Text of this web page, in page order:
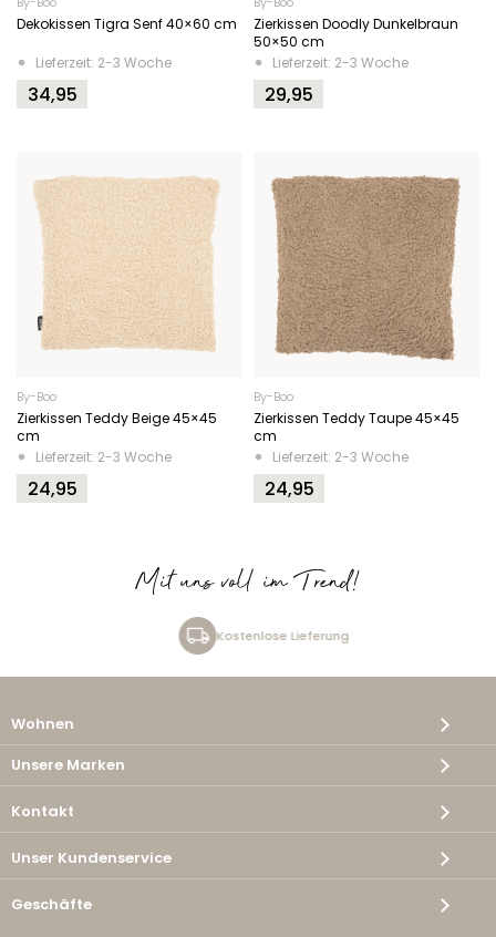
Dekokissen Tigra Senf 40×60 cm
Lieferzeit: 2-3 Woche
34,95
Zierkissen Doodly Dunkelbraun
50×50 cm
Lieferzeit: 2-3 Woche
29,95
By-Boo
Zierkissen Teddy Beige 45×45
cm
Lieferzeit: 2-3 Woche
24,95
By-Boo
Zierkissen Teddy Taupe 45×45
cm
Lieferzeit: 2-3 Woche
24,95
Mit uns voll im Trend!
Kostenlose Lieferung
Wohnen
Unsere Marken
Kontakt
Unser Kundenservice
Geschäfte